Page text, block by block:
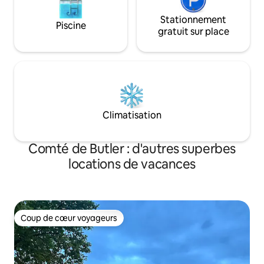
Piscine
Stationnement
gratuit sur place
Climatisation
Comté de Butler : d'autres superbes
locations de vacances
Coup de cœur voyageurs
Coup de cœur voyageurs